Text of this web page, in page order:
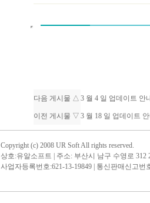
다음 게시물 △ 3 월 4 일 업데이트 안
이전 게시물 ▽ 3 월 18 일 업데이트
Copyright (c) 2008 UR Soft All rights reserved.
상호:유알소프트 | 주소: 부산시 남구 수영로 312
사업자등록번호:621-13-19849 | 통신판매신고번